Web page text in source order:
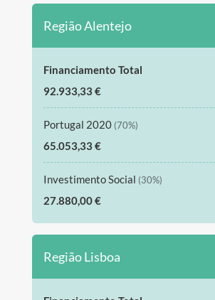
Região Alentejo
Financiamento Total
92.933,33 €
Portugal 2020 (70%)
65.053,33 €
Investimento Social (30%)
27.880,00 €
Região Lisboa